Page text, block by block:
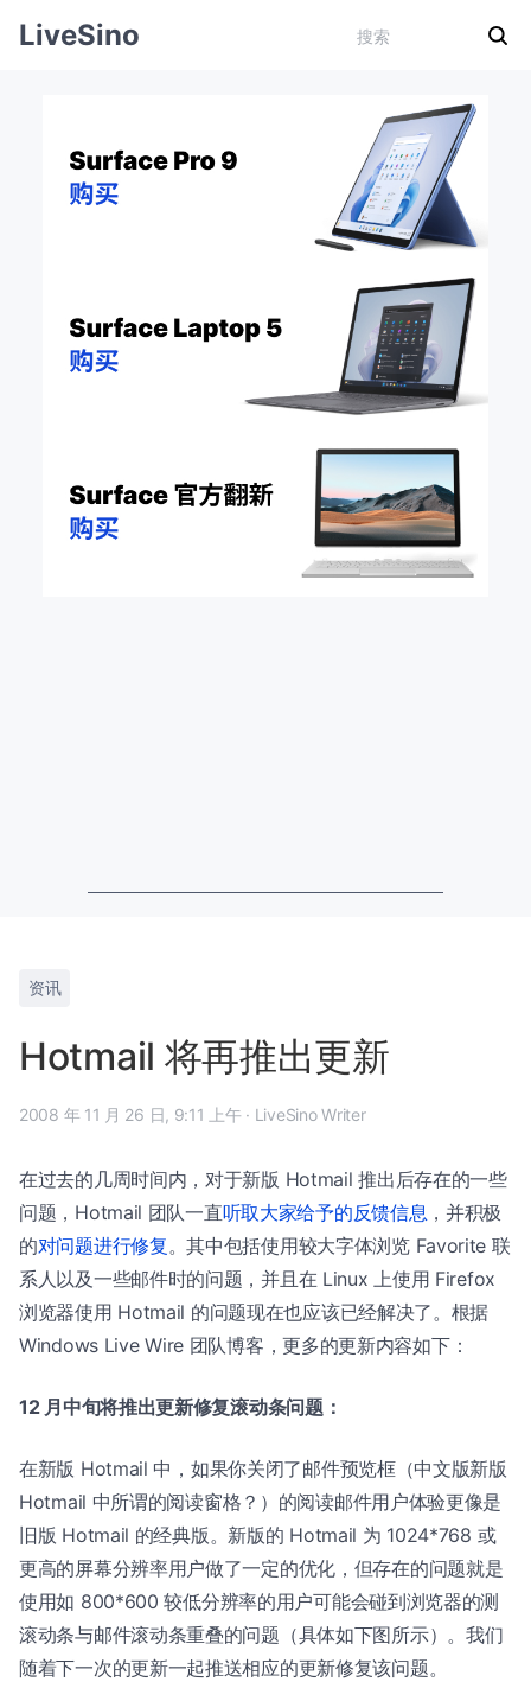
LiveSino
资讯
Hotmail 将再推出更新
2008 年 11 月 26 日, 9:11 上午 · LiveSino Writer
在过去的几周时间内，对于新版 Hotmail 推出后存在的一些
问题，Hotmail 团队一直听取大家给予的反馈信息 ，并积极
的对问题进行修复。其中包括使用较大字体浏览 Favorite 联
系人以及一些邮件时的问题，并且在 Linux 上使用 Firefox
浏览器使用 Hotmail 的问题现在也应该已经解决了。根据
Windows Live Wire 团队博客，更多的更新内容如下：
12 月中旬将推出更新修复滚动条问题：
在新版 Hotmail 中，如果你关闭了邮件预览框（中文版新版
Hotmail 中所谓的阅读窗格？）的阅读邮件用户体验更像是
旧版 Hotmail 的经典版。新版的 Hotmail 为 1024*768 或
更高的屏幕分辨率用户做了一定的优化，但存在的问题就是
使用如 800*600 较低分辨率的用户可能会碰到浏览器的测
滚动条与邮件滚动条重叠的问题（具体如下图所示）。我们
随着下一次的更新一起推送相应的更新修复该问题。